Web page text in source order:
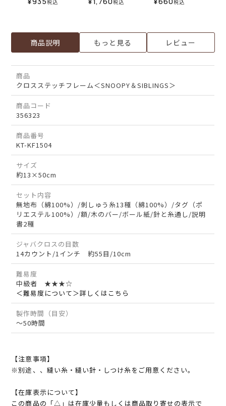
税込 税込 税込
商品説明 もっと見る レビュー
商品
クロスステッチフレーム＜SNOOPY＆SIBLINGS＞
商品コード
356323
商品番号
KT-KF1504
サイズ
約13×50cm
セット内容
無地布（綿100%）/刺しゅう糸13種（綿100%）/タグ（ポ
リエステル100%）/額/木のバー/ボール紙/針と糸通し/説明
書2種
ジャバクロスの目数
14カウント/1インチ 約55目/10cm
難易度
中級者 ★★★☆
＜難易度について＞詳しくはこちら
製作時間（目安）
～50時間
【注意事項】
※別途、、縫い糸・縫い針・しつけ糸をご用意ください。
【在庫表示について】
この商品の「△」は在庫少量もしくは商品取り寄せの表示で